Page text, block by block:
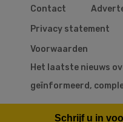
Contact
Privacy statement
Voorwaarden
Het laatste nieuws
geïnformeerd,
Schrijf u in